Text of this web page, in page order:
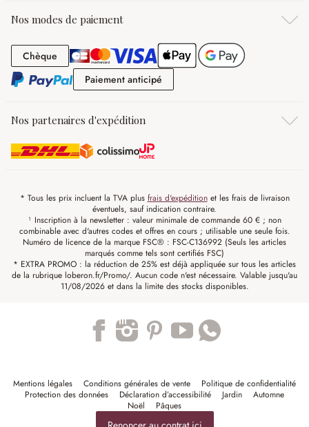
Nos modes de paiement
Chèque Chèque
Paiement anticipé
Nos partenaires d'expédition
* Tous les prix incluent la TVA plus frais d'expéditionet les frais de livraison
éventuels, sauf indication contraire.
¹ Inscription à la newsletter : valeur minimale de commande 60 € ; non
combinable avec d'autres codes et offres en cours ; utilisable une seule fois.
Numéro de licence de la marque FSC® : FSC-C136992 (Seuls les articles
marqués comme tels sont certifiés FSC)
* EXTRA PROMO : la réduction de 25% est déjà appliquée sur tous les articles
de la rubrique loberon.fr/Promo/. Aucun code n'est nécessaire. Valable jusqu'au
11/08/2026 et dans la limite des stocks disponibles.
Mentions légales Conditions générales de vente
Politique de confidentialité
Protection des données
Déclaration d’accessibilité Jardin
Automne
Noël
Pâques